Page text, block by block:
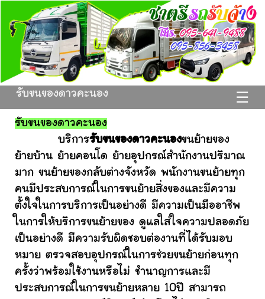
☰
รับขนของดาวคะนอง
รับขนของดาวคะนอง
บริการรับขนของดาวคะนองขนย้ายของ
ย้ายบ้าน ย้ายคอนโด ย้ายอุปกรณ์สำนักงานปริมาณ
มาก ขนย้ายของกลับต่างจังหวัด พนักงานขนย้ายทุก
คนมีประสบการณ์ในการขนย้ายสิ่งของและมีความ
ตั้งใจในการบริการเป็นอย่างดี มีความเป็นมืออาชีพ
ในการให้บริการขนย้ายของ ดูแลใส่ใจความปลอดภัย
เป็นอย่างดี มีความรับผิดชอบต่องานที่ได้รับมอบ
หมาย ตรวจสอบอุปกรณ์ในการช่วยขนย้ายก่อนทุก
ครั้งว่าพร้อมใช้งานหรือไม่ ชำนาญการและมี
ประสบการณ์ในการขนย้ายหลาย 10ปี สามารถ